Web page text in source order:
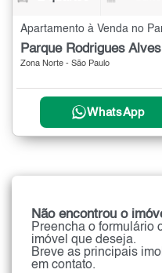
Parque Rodrigues Alves
Zona Norte - São Paulo
WhatsApp
Não encontrou o
Preencha o formulário
imóvel que deseja.
Breve as principais
em contato.